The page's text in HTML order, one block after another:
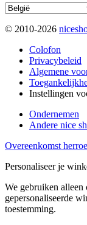
© 2010-2026
Colofon
Privacybeleid
Algemene
Instellingen
Ondernemen
Andere nice
Overeenkomst
Personaliseer je
We gebruiken alleen
gepersonaliseerde
toestemming.